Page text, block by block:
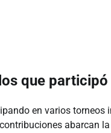
que
en varios torneos
abarcan